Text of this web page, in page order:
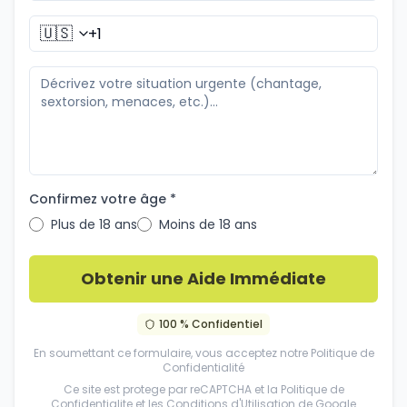
🇺🇸
Confirmez votre âge *
Plus de 18 ans
Moins de 18 ans
Obtenir une Aide Immédiate
100 % Confidentiel
En soumettant ce formulaire, vous acceptez notre Politique de
Confidentialité
Ce site est protege par reCAPTCHA et la Politique de
Confidentialite et les Conditions d'Utilisation de Google